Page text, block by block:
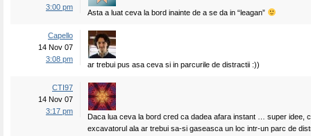
3:00 pm
Asta a luat ceva la bord inainte de a se da in “leagan”
Capello
14 Nov 07
3:08 pm
ar trebui pus asa ceva si in parcurile de distractii :))
CTI97
14 Nov 07
3:17 pm
Daca lua ceva la bord cred ca dadea afara instant … super idee,
excavatorul ala ar trebui sa-si gaseasca un loc intr-un parc de